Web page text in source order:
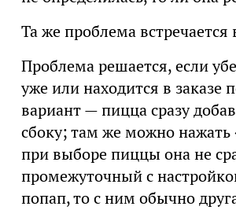
Та же проблема
Проблема решается, если
уже или находится в заказе
вариант — пицца сразу
сбоку; там же можно
при выборе пиццы она не
промежуточный с
попап, то с ним обычно